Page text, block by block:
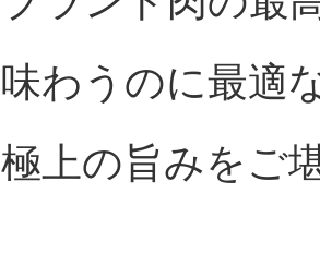
味わうのに最適
極上の旨みをご